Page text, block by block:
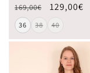
169,00€ 129,00€
36 38 40